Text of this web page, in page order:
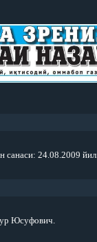
24.08.2009 йил.
Юсуфович.